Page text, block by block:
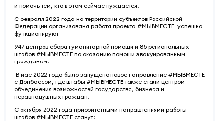
и помочь тем, кто в этом сейчас нуждается.
С февраля 2022 года на территории субъектов Российской
Федерации организована работа проекта #МЫВМЕСТЕ, успешно
функционируют
947 центров сбора гуманитарной помощи и 85 региональных
штабов #МЫВМЕСТЕ по оказанию помощи эвакуированным
гражданам.
В мае 2022 года было запущено новое направление #МЫВМЕСТЕ
с Донбассом, где штабы #МЫВМЕСТЕ также стали центром
объединения возможностей государства, бизнеса и
неравнодушных граждан.
С октября 2022 года приоритетными направлениями работы
штабов #МЫВМЕСТЕ станут: